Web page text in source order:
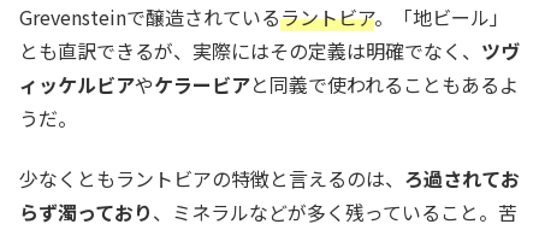
Grevensteinで醸造されているラントビア。「地ビール」
とも直訳できるが、実際にはその定義は明確でなく、 ツヴ
ィッケルビアやケラービアと同義で使われることもあるよ
うだ。
少なくともラントビアの特徴と言えるのは、 ろ過されてお
らず濁っており、ミネラルなどが多く残っていること。苦